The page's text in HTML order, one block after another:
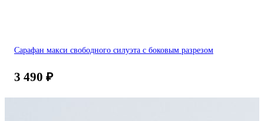
Сарафан макси свободного силуэта с боковым разрезом
3 490 ₽